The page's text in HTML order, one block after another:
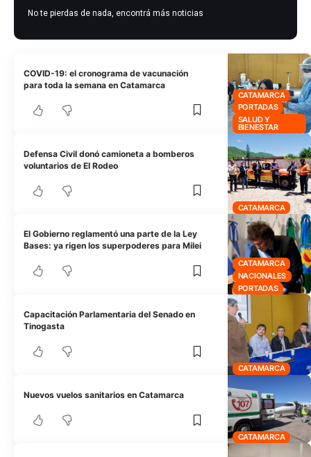
No te pierdas de nada, encontrá más noticias
CATAMARCA
PORTADAS
SALUD Y
BIENESTAR
COVID-19: el cronograma de vacunación
para toda la semana en Catamarca
CATAMARCA
Defensa Civil donó camioneta a bomberos
voluntarios de El Rodeo
CATAMARCA
NACIONALES
PORTADAS
El Gobierno reglamentó una parte de la Ley
Bases: ya rigen los superpoderes para Milei
CATAMARCA
Capacitación Parlamentaria del Senado en
Tinogasta
CATAMARCA
Nuevos vuelos sanitarios en Catamarca